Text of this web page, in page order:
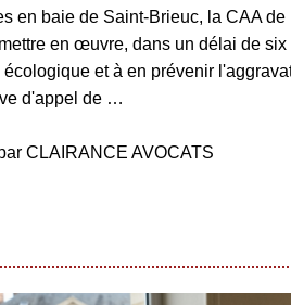
en baie de Saint-Brieuc, la CAA
en œuvre, dans un délai de
écologique et à en prévenir
d'appel de …
CLAIRANCE AVOCATS